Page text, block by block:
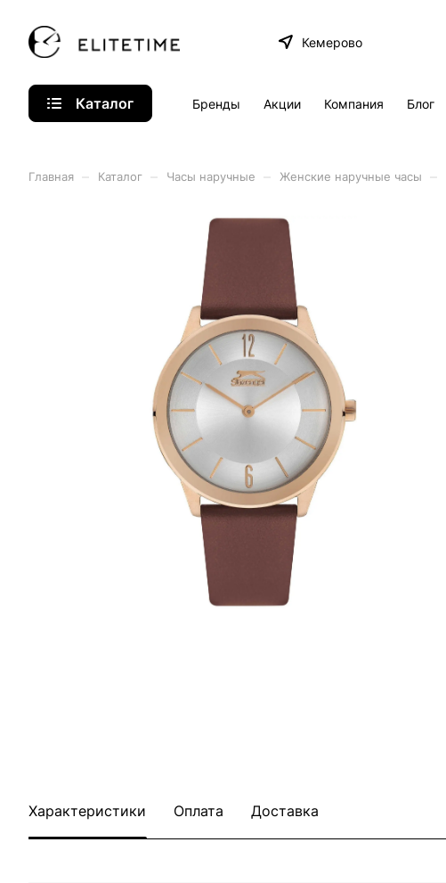
Кемерово
Каталог Бренды Акции Компания Блог
Главная Каталог Часы наручные Женские наручные часы
Характеристики Оплата Доставка